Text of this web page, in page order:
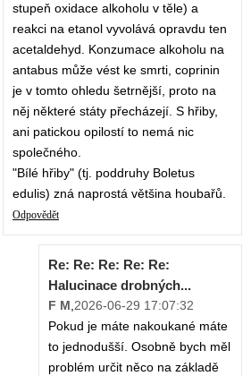
stupeň oxidace alkoholu v těle) a
reakci na etanol vyvolává opravdu ten
acetaldehyd. Konzumace alkoholu na
antabus může vést ke smrti, coprinin
je v tomto ohledu šetrnější, proto na
něj některé státy přecházejí. S hřiby,
ani patickou opilostí to nemá nic
společného.
"Bílé hřiby" (tj. poddruhy Boletus
edulis) zná naprostá většina houbařů.
Odpovědět
Re: Re: Re: Re: Re:
Halucinace drobných...
F M 2026-06-29 17:07:32
Pokud je máte nakoukané máte
to jednodušší. Osobně bych měl
problém určit něco na základě